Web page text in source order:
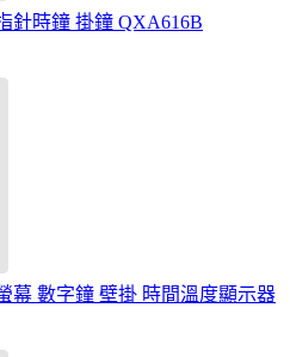
針時鐘 掛鐘 QXA616B
幕 數字鐘 壁掛 時間溫度顯示器